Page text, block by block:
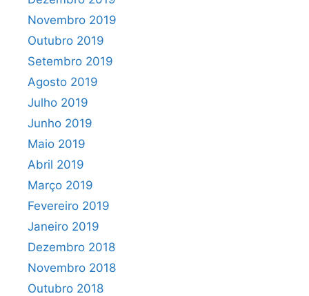
Novembro 2019
Outubro 2019
Setembro 2019
Agosto 2019
Julho 2019
Junho 2019
Maio 2019
Abril 2019
Março 2019
Fevereiro 2019
Janeiro 2019
Dezembro 2018
Novembro 2018
Outubro 2018